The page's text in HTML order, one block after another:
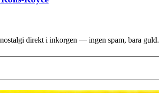
direkt i inkorgen — ingen spam, bara guld.